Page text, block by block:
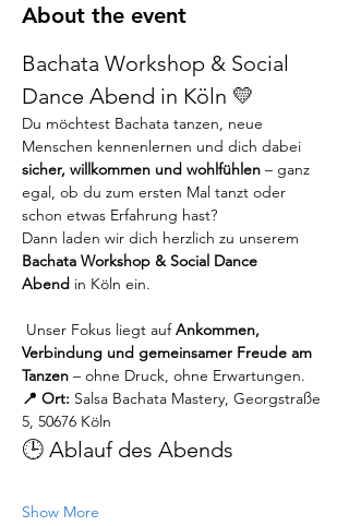
About the event
Bachata Workshop & Social
Dance Abend in Köln 💛
Du möchtest Bachata tanzen, neue
Menschen kennenlernen und dich dabei
sicher, willkommen und wohlfühlen – ganz
egal, ob du zum ersten Mal tanzt oder
schon etwas Erfahrung hast?
Dann laden wir dich herzlich zu unserem
Bachata Workshop & Social Dance
Abend in Köln ein.
Unser Fokus liegt auf Ankommen,
Verbindung und gemeinsamer Freude am
Tanzen – ohne Druck, ohne Erwartungen.
📍 Ort: Salsa Bachata Mastery, Georgstraße
5, 50676 Köln
🕒 Ablauf des Abends
Show More